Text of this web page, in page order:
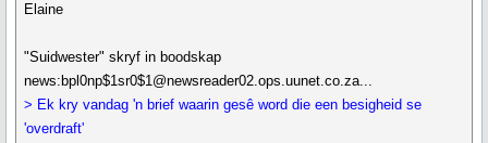
Elaine
"Suidwester" skryf in boodskap
news:bpl0np$1sr0$1@newsreader02.ops.uunet.co.za...
> Ek kry vandag 'n brief waarin gesê word die een besigheid se
'overdraft'